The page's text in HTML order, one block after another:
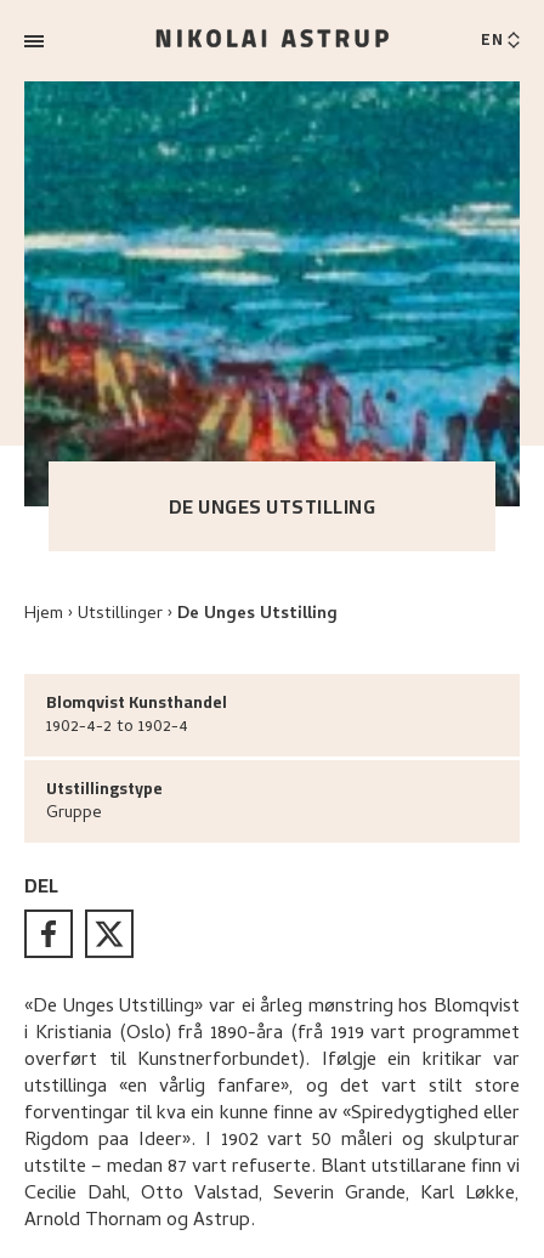
EN
DE UNGES UTSTILLING
Hjem Utstillinger De Unges Utstilling
Blomqvist Kunsthandel
1902-4-2 to 1902-4
Utstillingstype
Gruppe
DEL
«De Unges Utstilling» var ei årleg mønstring hos Blomqvist
i Kristiania (Oslo) frå 1890-åra (frå 1919 vart programmet
overført til Kunstnerforbundet). Ifølgje ein kritikar var
utstillinga «en vårlig fanfare», og det vart stilt store
forventingar til kva ein kunne finne av «Spiredygtighed eller
Rigdom paa Ideer». I 1902 vart 50 måleri og skulpturar
utstilte – medan 87 vart refuserte. Blant utstillarane finn vi
Cecilie Dahl, Otto Valstad, Severin Grande, Karl Løkke,
Arnold Thornam og Astrup.